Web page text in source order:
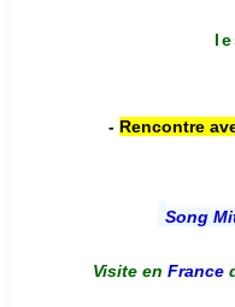
- Rencontre
Song
Visite en France